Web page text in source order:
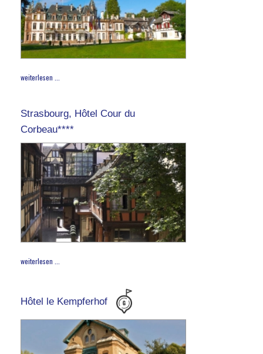
weiterlesen ...
Strasbourg, Hôtel Cour du
Corbeau****
weiterlesen ...
Hôtel le Kempferhof